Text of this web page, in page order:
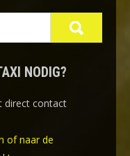
NODIG?
direct contact
of naar de